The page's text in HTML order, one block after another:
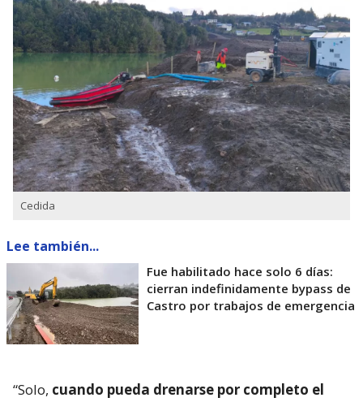
Cedida
Lee también...
Fue habilitado hace solo 6 días:
cierran indefinidamente bypass de
Castro por trabajos de emergencia
“Solo, cuando pueda drenarse por completo el